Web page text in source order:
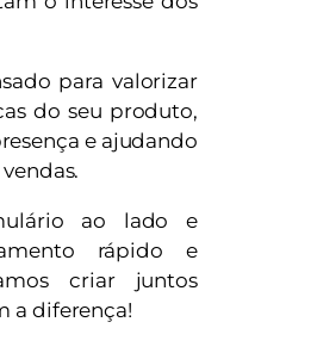
para valorizar
do seu produto,
e ajudando
ao lado e
rápido e
criar juntos
a diferença!